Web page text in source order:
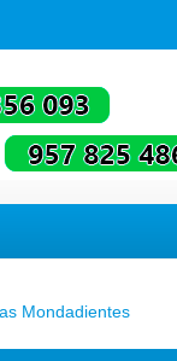
Mondadientes